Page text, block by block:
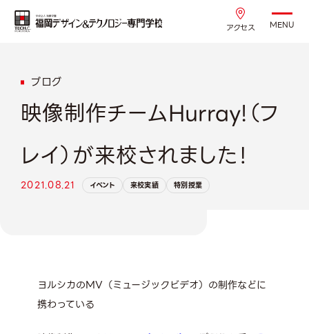
アクセス MENU
ブログ
映像制作チームHurray!（フ
レイ）が来校されました！
2021.08.21 イベント 来校実績 特別授業
ヨルシカのMV （ミュージックビデオ）の制作などに
携わっている